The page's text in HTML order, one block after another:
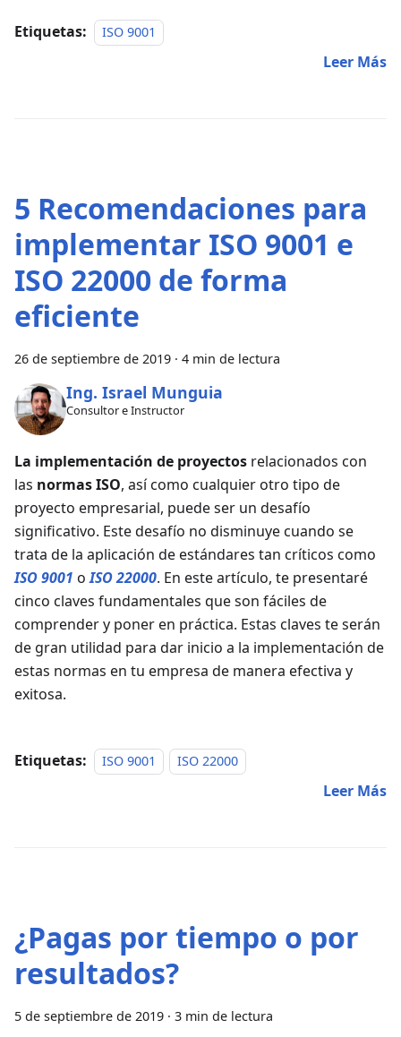
Etiquetas: ISO 9001
Leer Más
5 Recomendaciones para
implementar ISO 9001 e
ISO 22000 de forma
eficiente
26 de septiembre de 2019 · 4 min de lectura
Ing. Israel Munguia
Consultor e Instructor
La implementación de proyectos relacionados con
las normas ISO, así como cualquier otro tipo de
proyecto empresarial, puede ser un desafío
significativo. Este desafío no disminuye cuando se
trata de la aplicación de estándares tan críticos como
ISO 9001 oISO 22000. En este artículo, te presentaré
cinco claves fundamentales que son fáciles de
comprender y poner en práctica. Estas claves te serán
de gran utilidad para dar inicio a la implementación de
estas normas en tu empresa de manera efectiva y
exitosa.
Etiquetas: ISO 9001 ISO 22000
Leer Más
¿Pagas por tiempo o por
resultados?
5 de septiembre de 2019 · 3 min de lectura